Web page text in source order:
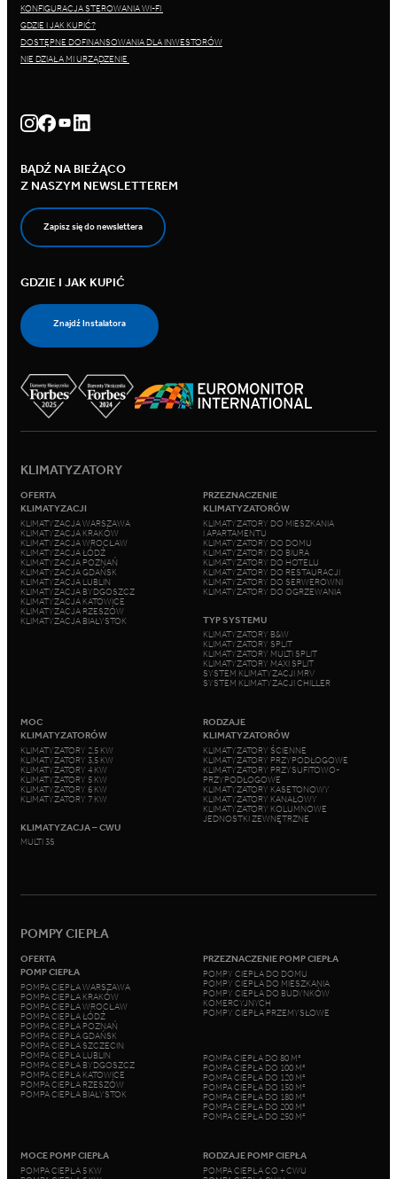
KONFIGURACJA STEROWANIA WI-FI
GDZIE I JAK KUPIĆ?
DOSTĘPNE DOFINANSOWANIA DLA INWESTORÓW
NIE DZIAŁA MI URZĄDZENIE
BĄDŹ NA BIEŻĄCO
Z NASZYM NEWSLETTEREM
Zapisz się do newslettera
GDZIE I JAK KUPIĆ
Znajdź Instalatora
KLIMATYZATORY
OFERTA
KLIMATYZACJI
KLIMATYZACJA WARSZAWA
KLIMATYZACJA KRAKÓW
KLIMATYZACJA WROCŁAW
KLIMATYZACJA ŁÓDŹ
KLIMATYZACJA POZNAŃ
KLIMATYZACJA GDAŃSK
KLIMATYZACJA LUBLIN
KLIMATYZACJA BYDGOSZCZ
KLIMATYZACJA KATOWICE
KLIMATYZACJA RZESZÓW
KLIMATYZACJA BIAŁYSTOK
PRZEZNACZENIE
KLIMATYZATORÓW
KLIMATYZATORY DO MIESZKANIA
I APARTAMENTU
KLIMATYZATORY DO DOMU
KLIMATYZATORY DO BIURA
KLIMATYZATORY DO HOTELU
KLIMATYZATORY DO RESTAURACJI
KLIMATYZATORY DO SERWEROWNI
KLIMATYZATORY DO OGRZEWANIA
TYP SYSTEMU
KLIMATYZATORY B&W
KLIMATYZATORY SPLIT
KLIMATYZATORY MULTI SPLIT
KLIMATYZATORY MAXI SPLIT
SYSTEM KLIMATYZACJI MRV
SYSTEM KLIMATYZACJI CHILLER
MOC
KLIMATYZATORÓW
KLIMATYZATORY 2,5 KW
KLIMATYZATORY 3,5 KW
KLIMATYZATORY 4 KW
KLIMATYZATORY 5 KW
KLIMATYZATORY 6 KW
KLIMATYZATORY 7 KW
KLIMATYZACJA – CWU
MULTI 3S
RODZAJE
KLIMATYZATORÓW
KLIMATYZATORY ŚCIENNE
KLIMATYZATORY PRZYPODŁOGOWE
KLIMATYZATORY PRZYSUFITOWO-
PRZYPODŁOGOWE
KLIMATYZATORY KASETONOWY
KLIMATYZATORY KANAŁOWY
KLIMATYZATORY KOLUMNOWE
JEDNOSTKI ZEWNĘTRZNE
POMPY CIEPŁA
OFERTA
POMP CIEPŁA
POMPA CIEPŁA WARSZAWA
POMPA CIEPŁA KRAKÓW
POMPA CIEPŁA WROCŁAW
POMPA CIEPŁA ŁÓDŹ
POMPA CIEPŁA POZNAŃ
POMPA CIEPŁA GDAŃSK
POMPA CIEPŁA SZCZECIN
POMPA CIEPŁA LUBLIN
POMPA CIEPŁA BYDGOSZCZ
POMPA CIEPŁA KATOWICE
POMPA CIEPŁA RZESZÓW
POMPA CIEPŁA BIAŁYSTOK
PRZEZNACZENIE POMP CIEPŁA
POMPY CIEPŁA DO DOMU
POMPY CIEPŁA DO MIESZKANIA
POMPY CIEPŁA DO BUDYNKÓW
KOMERCYJNYCH
POMPY CIEPŁA PRZEMYSŁOWE
POMPA CIEPŁA DO 80 M²
POMPA CIEPŁA DO 100 M²
POMPA CIEPŁA DO 120 M²
POMPA CIEPŁA DO 150 M²
POMPA CIEPŁA DO 180 M²
POMPA CIEPŁA DO 200 M²
POMPA CIEPŁA DO 250 M²
MOCE POMP CIEPŁA
POMPA CIEPŁA 5 KW
RODZAJE POMP CIEPŁA
POMPA CIEPŁA CO + CWU